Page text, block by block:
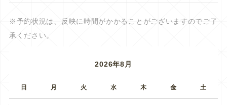
※予約状況は、反映に時間がかかることがございますのでご了
承ください。
2026年8月
日 月 火 水 木 金 土